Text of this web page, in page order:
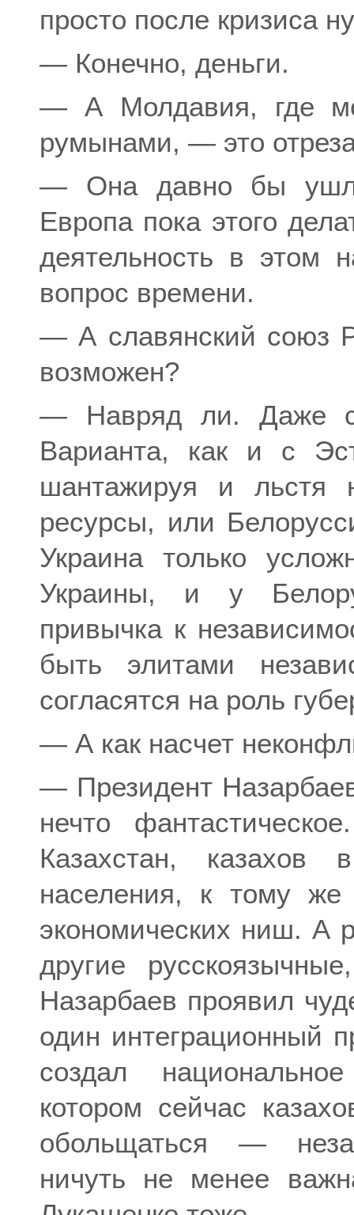
просто после кризиса
— Конечно, деньги.
— А Молдавия, где
румынами, — это
— Она давно бы
Европа пока этого
деятельность в этом
вопрос времени.
— А славянский союз
возможен?
— Навряд ли. Даже с
Варианта, как и с
шантажируя и льстя
ресурсы, или
Украина только
Украины, и у
привычка к
быть элитами
согласятся на роль
— А как насчет
— Президент
нечто
Казахстан,
населения, к тому
экономических ниш. А
другие
Назарбаев проявил
один интеграционный
создал
котором сейчас
обольщаться —
ничуть не менее